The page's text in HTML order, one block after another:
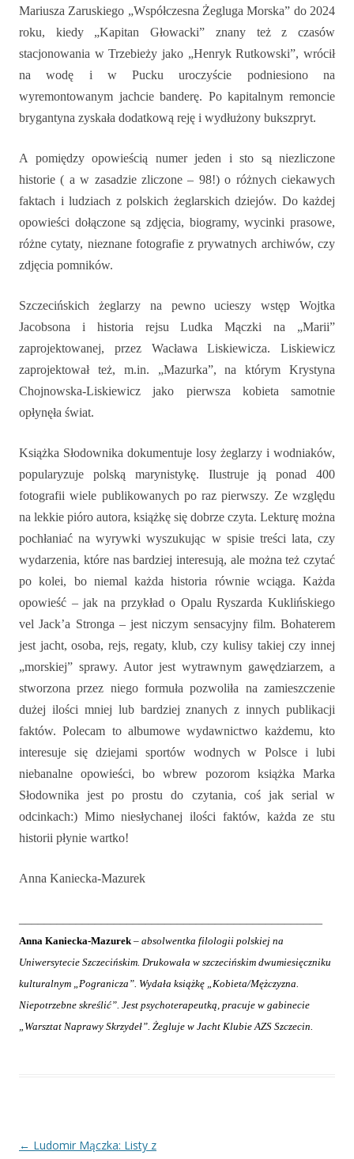
Mariusza Zaruskiego „Współczesna Żegluga Morska” do 2024
roku, kiedy „Kapitan Głowacki” znany też z czasów
stacjonowania w Trzebieży jako „Henryk Rutkowski”, wrócił
na wodę i w Pucku uroczyście podniesiono na
wyremontowanym jachcie banderę. Po kapitalnym remoncie
brygantyna zyskała dodatkową reję i wydłużony bukszpryt.
A pomiędzy opowieścią numer jeden i sto są niezliczone
historie ( a w zasadzie zliczone – 98!) o różnych ciekawych
faktach i ludziach z polskich żeglarskich dziejów. Do każdej
opowieści dołączone są zdjęcia, biogramy, wycinki prasowe,
różne cytaty, nieznane fotografie z prywatnych archiwów, czy
zdjęcia pomników.
Szczecińskich żeglarzy na pewno ucieszy wstęp Wojtka
Jacobsona i historia rejsu Ludka Mączki na „Marii”
zaprojektowanej, przez Wacława Liskiewicza. Liskiewicz
zaprojektował też, m.in. „Mazurka”, na którym Krystyna
Chojnowska-Liskiewicz jako pierwsza kobieta samotnie
opłynęła świat.
Książka Słodownika dokumentuje losy żeglarzy i wodniaków,
popularyzuje polską marynistykę. Ilustruje ją ponad 400
fotografii wiele publikowanych po raz pierwszy. Ze względu
na lekkie pióro autora, książkę się dobrze czyta. Lekturę można
pochłaniać na wyrywki wyszukując w spisie treści lata, czy
wydarzenia, które nas bardziej interesują, ale można też czytać
po kolei, bo niemal każda historia równie wciąga. Każda
opowieść – jak na przykład o Opalu Ryszarda Kuklińskiego
vel Jack’a Stronga – jest niczym sensacyjny film. Bohaterem
jest jacht, osoba, rejs, regaty, klub, czy kulisy takiej czy innej
„morskiej” sprawy. Autor jest wytrawnym gawędziarzem, a
stworzona przez niego formuła pozwoliła na zamieszczenie
dużej ilości mniej lub bardziej znanych z innych publikacji
faktów. Polecam to albumowe wydawnictwo każdemu, kto
interesuje się dziejami sportów wodnych w Polsce i lubi
niebanalne opowieści, bo wbrew pozorom książka Marka
Słodownika jest po prostu do czytania, coś jak serial w
odcinkach:) Mimo niesłychanej ilości faktów, każda ze stu
historii płynie wartko!
Anna Kaniecka-Mazurek
Anna Kaniecka-Mazurek– absolwentka filologii polskiej na
Uniwersytecie Szczecińskim. Drukowała w szczecińskim dwumiesięczniku
kulturalnym „Pogranicza”. Wydała książkę „Kobieta/Mężczyzna.
Niepotrzebne skreślić”. Jest psychoterapeutką, pracuje w gabinecie
„Warsztat Naprawy Skrzydeł”. Żegluje w Jacht Klubie AZS Szczecin.
Nawigacja
← Ludomir Mączka: Listy z